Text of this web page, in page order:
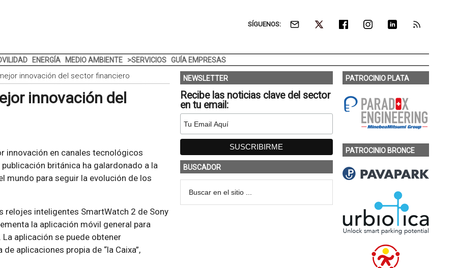
SÍGUENOS:
ENERGÍA MEDIO AMBIENTE >SERVICIOS GUÍA EMPRESAS
innovación del sector financiero
innovación del
innovación en canales tecnológicos
británica ha galardonado a la
mundo para seguir la evolución de los
relojes inteligentes SmartWatch 2 de Sony
la aplicación móvil general para
aplicación se puede obtener
aplicaciones propia de “la Caixa”,
NEWSLETTER
Recibe las noticias clave del sector
en tu email:
BUSCADOR
PATROCINIO PLATA
PATROCINIO BRONCE